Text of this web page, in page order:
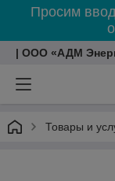
Просим
| ООО «АДМ
Товары и